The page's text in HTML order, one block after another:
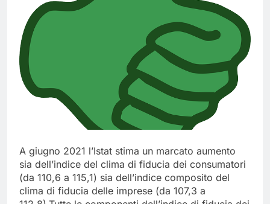
A giugno 2021 l’Istat stima un marcato aumento
sia dell’indice del clima di fiducia dei consumatori
(da 110,6 a 115,1) sia dell’indice composito del
clima di fiducia delle imprese (da 107,3 a